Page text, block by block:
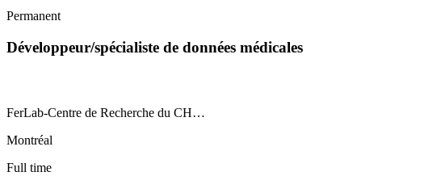
Permanent
Développeur/spécialiste de données médicales
FerLab-Centre de Recherche du CH…
Montréal
Full time